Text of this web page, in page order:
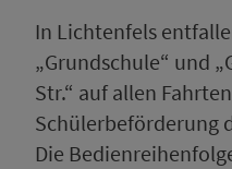
In Lichtenfels
„Grundschule“ und
Str.“ auf allen
Schülerbeförderung
Die